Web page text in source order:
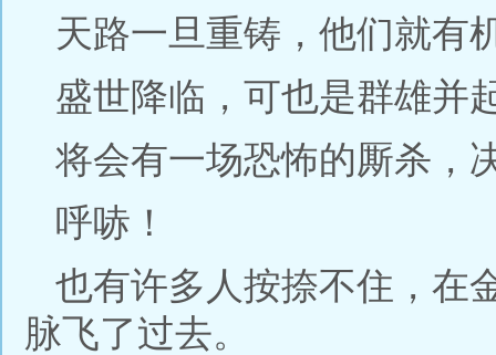
天路一旦重铸，他们就有
盛世降临，可也是群雄并
将会有一场恐怖的厮杀，
呼哧！
也有许多人按捺不住，在
脉飞了过去。